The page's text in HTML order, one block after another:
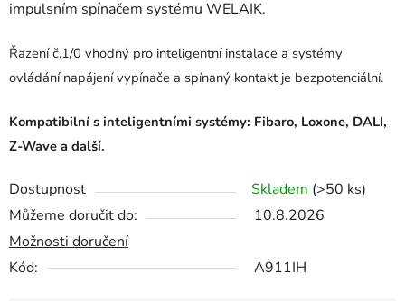
impulsním spínačem systému WELAIK.
Řazení č.1/0 vhodný pro inteligentní instalace a systémy
ovládání napájení vypínače a spínaný kontakt je bezpotenciální.
Kompatibilní s inteligentními systémy: Fibaro, Loxone, DALI,
Z-Wave a další.
Dostupnost Skladem (>50 ks)
Můžeme doručit do:
10.8.2026
Možnosti doručení
Kód:
A911IH